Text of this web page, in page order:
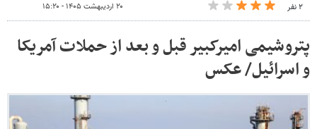
۲ نفر ۲۰ اردیبهشت ۱۴۰۵ - ۱۵:۲۰
پتروشیمی امیرکبیر قبل و بعد از حملات آمریکا
و اسرائیل/ عکس